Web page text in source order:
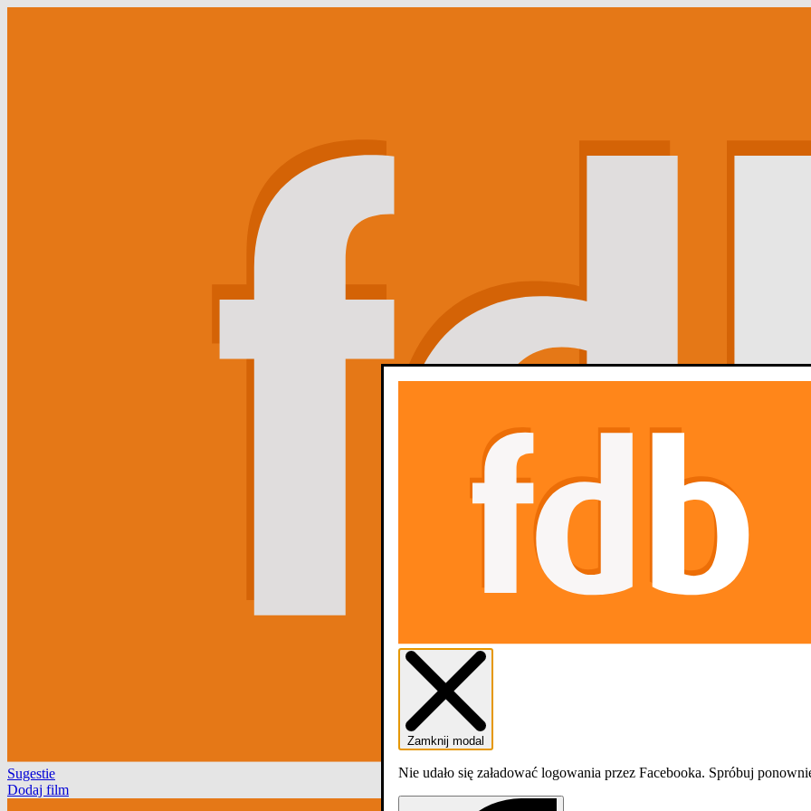
Sugestie
Dodaj film
Zamknij modal
Nie udało się załadować logowania przez Facebooka. Spróbuj